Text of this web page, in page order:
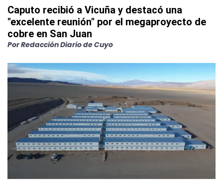
Caputo recibió a Vicuña y destacó una
"excelente reunión" por el megaproyecto de
cobre en San Juan
PorRedacción Diario de Cuyo